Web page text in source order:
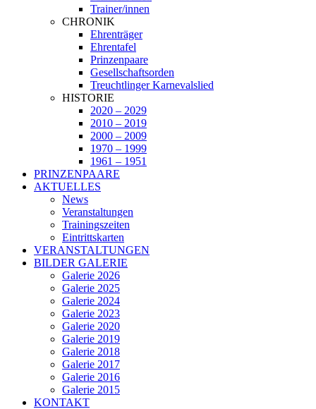
Trainer/innen
CHRONIK
Ehrenträger
Ehrentafel
Prinzenpaare
Gesellschaftsorden
Treuchtlinger Karnevalslied
HISTORIE
2020 – 2029
2010 – 2019
2000 – 2009
1970 – 1999
1961 – 1951
PRINZENPAARE
AKTUELLES
News
Veranstaltungen
Trainingszeiten
Eintrittskarten
VERANSTALTUNGEN
BILDER GALERIE
Galerie 2026
Galerie 2025
Galerie 2024
Galerie 2023
Galerie 2020
Galerie 2019
Galerie 2018
Galerie 2017
Galerie 2016
Galerie 2015
KONTAKT